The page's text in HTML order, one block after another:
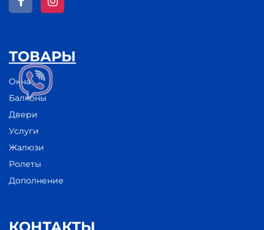
ТОВАРЫ
Окна
Балконы
Двери
Услуги
Жалюзи
Ролеты
Дополнение